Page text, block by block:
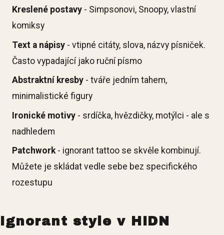
Kreslené postavy - Simpsonovi, Snoopy, vlastní
komiksy
Text a nápisy - vtipné citáty, slova, názvy písniček.
Často vypadající jako ruční písmo
Abstraktní kresby - tváře jedním tahem,
minimalistické figury
Ironické motivy - srdíčka, hvězdičky, motýlci - ale s
nadhledem
Patchwork - ignorant tattoo se skvěle kombinují.
Můžete je skládat vedle sebe bez specifického
rozestupu
Ignorant style v HIDN